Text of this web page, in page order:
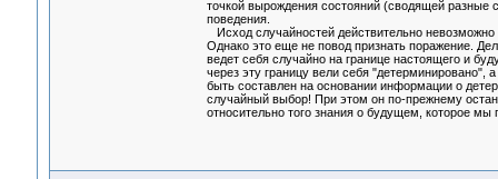
точкой вырождения состояний (сводящей разные
поведения.
Исход случайностей действительно невозможно
Однако это еще не повод признать поражение.
ведет себя случайно на границе настоящего и
через эту границу вели себя "детерминировано",
быть составлен на основании информации о
случайный выбор! При этом он по-прежнему
относительно того знания о будущем, которое мы